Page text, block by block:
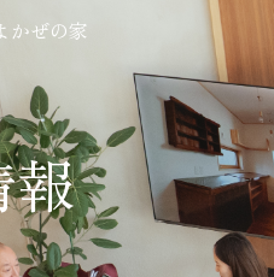
かぜの家
Home
ホーム
報